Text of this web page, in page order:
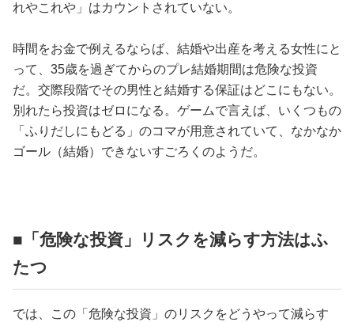
れやこれや」はカウントされていない。
時間をお金で例えるならば、結婚や出産を考える女性にと
って、35歳を過ぎてからのプレ結婚期間は危険な投資
だ。交際段階でその男性と結婚する保証はどこにもない。
別れたら投資はゼロになる。ゲームで言えば、いくつもの
「ふりだしにもどる」のコマが用意されていて、なかなか
ゴール（結婚）できないすごろくのようだ。
■「危険な投資」リスクを減らす方法はふ
たつ
では、この「危険な投資」のリスクをどうやって減らす